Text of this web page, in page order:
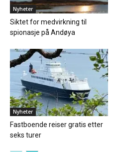
Nyheter
Siktet for medvirkning til
spionasje på Andøya
Nyheter
Fastboende reiser gratis etter
seks turer